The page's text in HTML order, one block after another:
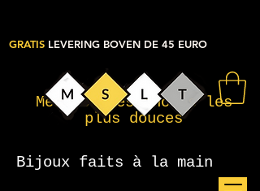
Mes petites choses les
plus douces
Bijoux faits à la main
GRATIS LEVERING BOVEN DE 45 EURO